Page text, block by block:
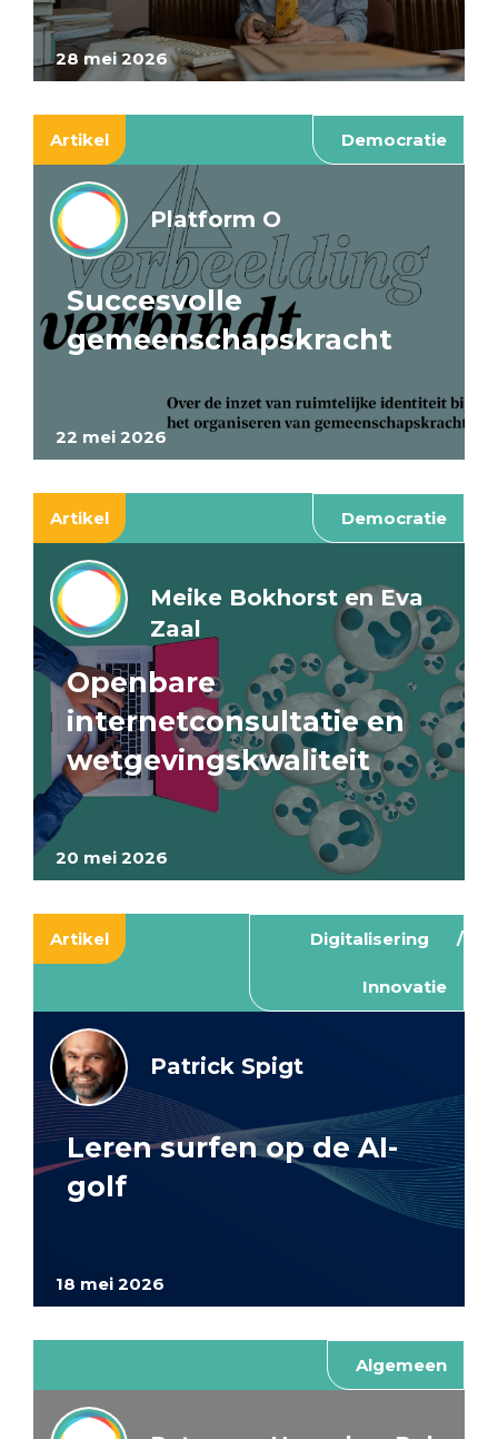
28 mei 2026
Artikel Democratie
22 mei 2026
Platform O
Succesvolle
gemeenschapskracht
Artikel Democratie
20 mei 2026
Meike Bokhorst en Eva
Zaal
Openbare
internetconsultatie en
wetgevingskwaliteit
Artikel Digitalisering
Innovatie
18 mei 2026
Patrick Spigt
Leren surfen op de AI-
golf
Algemeen